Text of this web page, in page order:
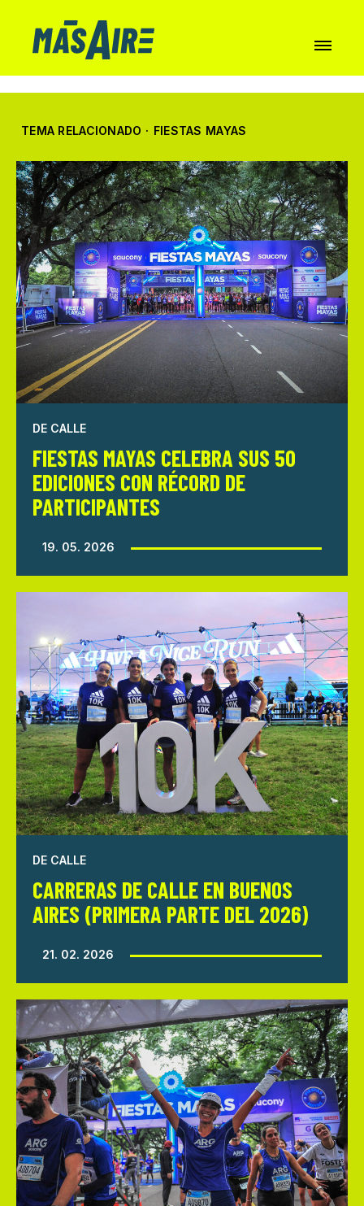
TEMA RELACIONADO · FIESTAS MAYAS
DE CALLE
FIESTAS MAYAS CELEBRA SUS 50
EDICIONES CON RÉCORD DE
PARTICIPANTES
19. 05. 2026
DE CALLE
CARRERAS DE CALLE EN BUENOS
AIRES (PRIMERA PARTE DEL 2026)
21. 02. 2026